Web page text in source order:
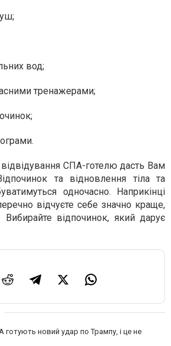
вод;
тренажерами;
СПА-готелю дасть Вам
та відновлення тіла та
одночасно. Наприкінці
відчуєте себе значно краще,
відпочинок, який дарує
новий удар по Трампу, і це не